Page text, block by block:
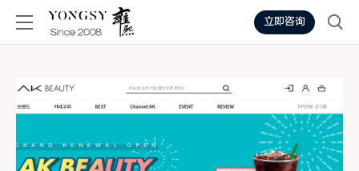
立即咨询